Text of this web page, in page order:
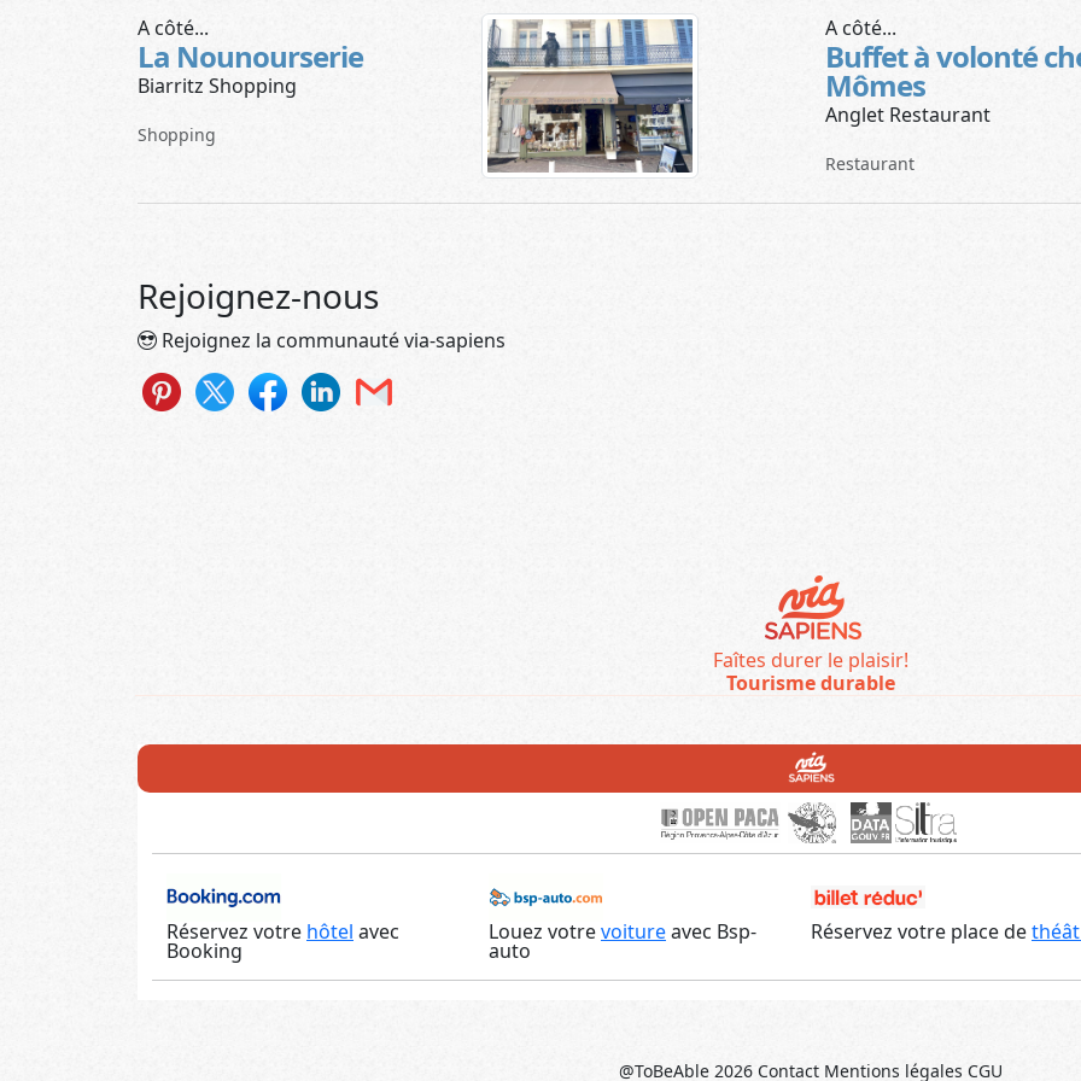
A côté...
La Nounourserie
Biarritz Shopping
Shopping
A côté...
Buffet à volonté
Mômes
Anglet Restaurant
Restaurant
Rejoignez-nous
Rejoignez la communauté via-sapiens
Faîtes durer le plaisir!
Tourisme durable
Réservez votre hôtel avec
Booking
Louez votrevoitureavec Bsp-
auto
Réservez votre place de
@ToBeAble 2026 Contact Mentions légales CGU